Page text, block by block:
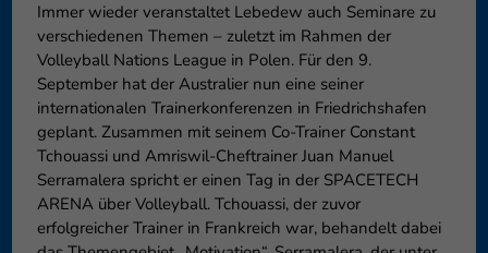
Immer wieder veranstaltet Lebedew auch Seminare zu
verschiedenen Themen – zuletzt im Rahmen der
Volleyball Nations League in Polen. Für den 9.
September hat der Australier nun eine seiner
internationalen Trainerkonferenzen in Friedrichshafen
geplant. Zusammen mit seinem Co-Trainer Constant
Tchouassi und Amriswil-Cheftrainer Juan Manuel
Serramalera spricht er einen Tag in der SPACETECH
ARENA über Volleyball. Tchouassi, der zuvor
erfolgreicher Trainer in Frankreich war, behandelt dabei